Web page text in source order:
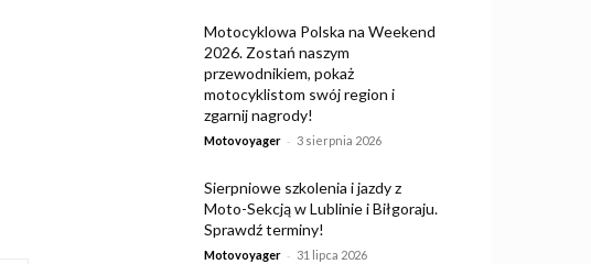
Motocyklowa Polska na Weekend
2026. Zostań naszym
przewodnikiem, pokaż
motocyklistom swój region i
zgarnij nagrody!
Motovoyager - 3 sierpnia 2026
Sierpniowe szkolenia i jazdy z
Moto-Sekcją w Lublinie i Biłgoraju.
Sprawdź terminy!
Motovoyager - 31 lipca 2026